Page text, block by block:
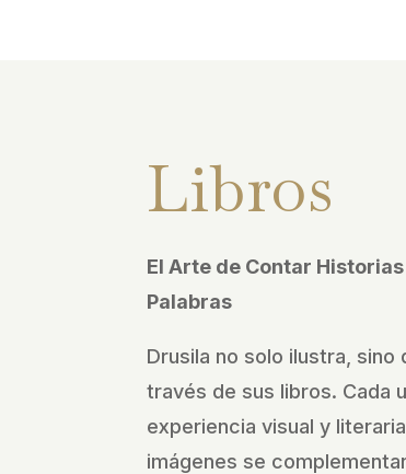
Libros
El Arte de Contar
Palabras
Drusila no solo ilustra,
través de sus libros. Cada
experiencia visual y
imágenes se